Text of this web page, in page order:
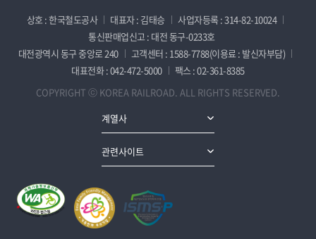
상호 : 한국철도공사 대표자 : 김태승
사업자등록 : 314-82-10024
통신판매업신고 : 대전 동구-0233호
대전광역시 동구 중앙로 240
고객센터 : 1588-7788(이용료 : 발신자부담)
대표전화 : 042-472-5000
팩스 : 02-361-8385
COPYRIGHT ⓒ KOREA RAILROAD. ALL RIGHTS RESERVED.
계열사
관련사이트